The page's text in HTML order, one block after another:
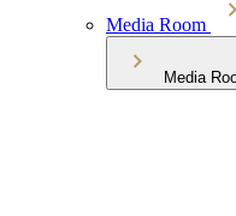
Media Room
Media